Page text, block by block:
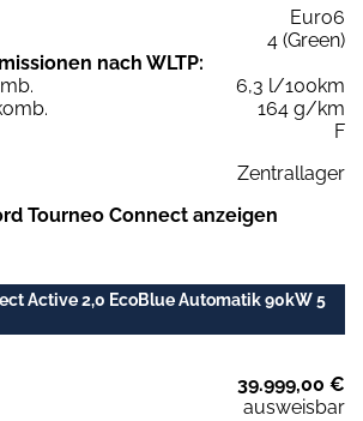
Euro6
4 (Green)
nach WLTP:
6,3 l/100km
164 g/km
F
Zentrallager
Tourneo Connect anzeigen
Active 2,0 EcoBlue Automatik 90kW 5
39.999,00 €
ausweisbar